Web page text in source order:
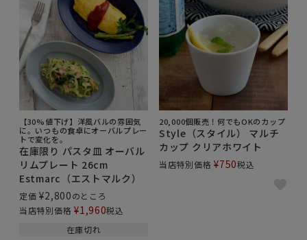
【30%値下げ】洋風バルの雰囲気
に。いつもの食卓にオーバルプレー
トで変化を。
在庫限り パスタ皿 オーバル
リムプレート 26cm
Estmarc（エストマルク）
定価 ¥2,800のところ
当店特別価格 ¥1,960税込
在庫切れ
20,000個販売！何でもOKのカップ
Style（スタイル） マルチ
カップ クリアホワイト
当店特別価格 ¥750税込